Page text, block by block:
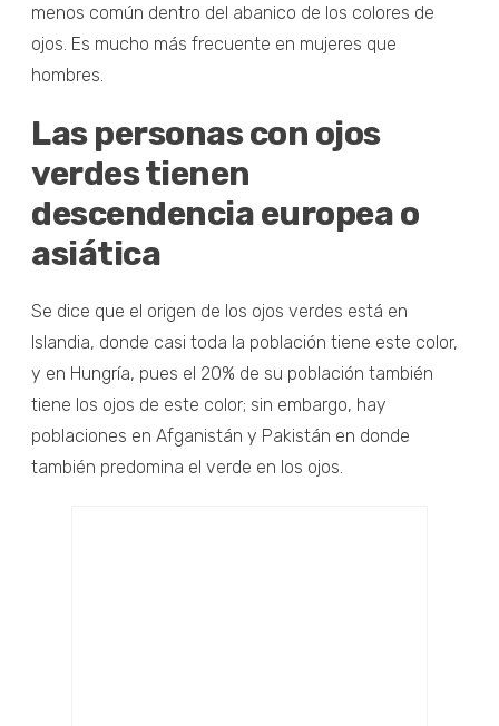
menos común dentro del abanico de los colores de
ojos. Es mucho más frecuente en mujeres que
hombres.
Las personas con ojos
verdes tienen
descendencia europea o
asiática
Se dice que el origen de los ojos verdes está en
Islandia, donde casi toda la población tiene este color,
y en Hungría, pues el 20% de su población también
tiene los ojos de este color; sin embargo, hay
poblaciones en Afganistán y Pakistán en donde
también predomina el verde en los ojos.